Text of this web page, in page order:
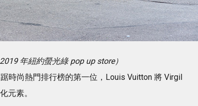
年紐約螢光綠 pop up store）
時尚熱門排行榜的第一位，Louis Vuitton 將 Virgil
元素。